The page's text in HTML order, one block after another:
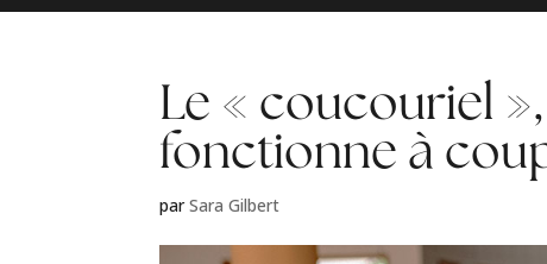
Le « coucouriel
fonctionne à
parSara Gilbert